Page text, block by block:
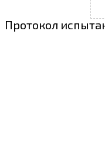
Протокол